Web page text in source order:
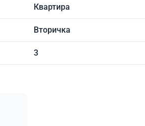
Квартира
Вторичка
3